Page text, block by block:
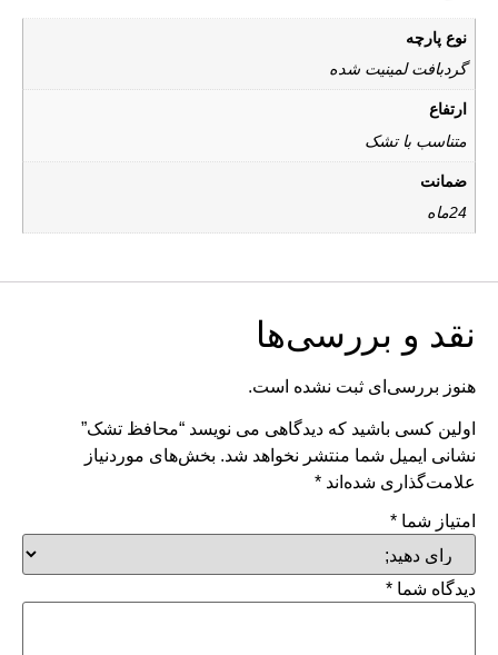
نوع پارچه
گردبافت لمینیت شده
ارتفاع
متناسب با تشک
ضمانت
24ماه
نقد و بررسی‌ها
هنوز بررسی‌ای ثبت نشده است.
اولین کسی باشید که دیدگاهی می نویسد “محافظ تشک”
نشانی ایمیل شما منتشر نخواهد شد. بخش‌های موردنیاز
علامت‌گذاری شده‌اند *
امتیاز شما *
دیدگاه شما *